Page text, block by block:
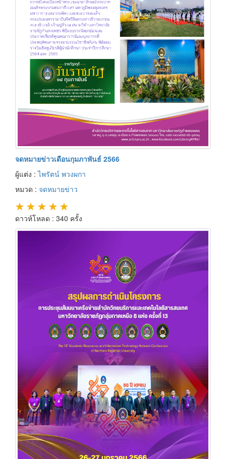
จดหมายข่าวเดือนกุมภาพันธ์ 2566
ผู้แต่ง :ไพรัตน์ พวงผกา
หมวด : จดหมายข่าว
★ ★ ★ ★ ★
ดาวห์โหลด : 340 ครั้ง